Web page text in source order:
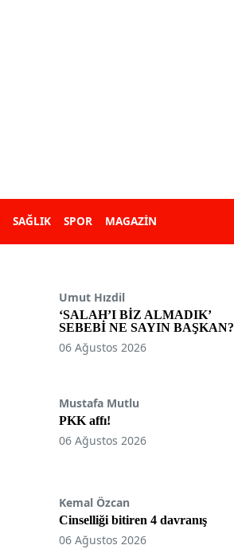
SAĞLIK SPOR MAGAZİN
Umut Hızdil
‘SALAH’I BİZ ALMADIK’
SEBEBİ NE SAYIN BAŞKAN?
06 Ağustos 2026
Mustafa Mutlu
PKK affı!
06 Ağustos 2026
Kemal Özcan
Cinselliği bitiren 4 davranış
06 Ağustos 2026